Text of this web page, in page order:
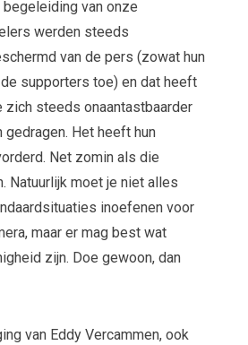
van onze
werden steeds
van de pers (zowat hun
supporters toe) en dat heeft
steeds onaantastbaarder
gedragen. Het heeft hun
Net zomin als die
Natuurlijk moet je niet alles
inoefenen voor
maar er mag best wat
zijn. Doe gewoon, dan
van Eddy Vercammen, ook